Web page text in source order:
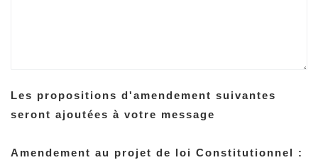
Les propositions d'amendement suivantes
seront ajoutées à votre message
Amendement au projet de loi Constitutionnel :